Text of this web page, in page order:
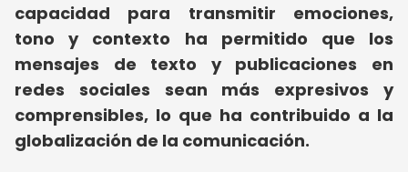
capacidad para transmitir emociones,
tono y contexto ha permitido que los
mensajes de texto y publicaciones en
redes sociales sean más expresivos y
comprensibles, lo que ha contribuido a la
globalización de la comunicación.